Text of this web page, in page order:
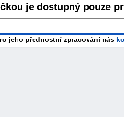
je dostupný pouze
jeho přednostní zpracování nás